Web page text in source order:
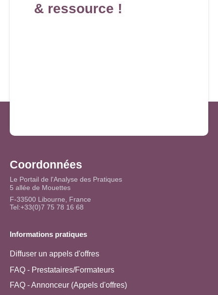
& ressource !
Coordonnées
Le Portail de l'Analyse des Pratiques
5 allée de Mouettes
F-33500 Libourne, France
Tel:+33(0)7 75 78 16 68
Informations pratiques
Diffuser un appels d'offres
FAQ - Prestataires/Formateurs
FAQ - Annonceur (Appels d'offres)